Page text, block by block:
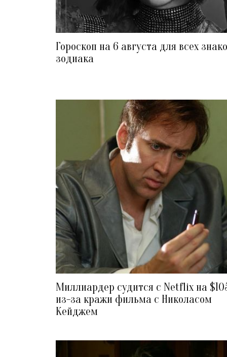
Гороскоп на 6 августа для всех
зодиака
Миллиардер судится с Netflix на
из-за кражи фильма с Николасом
Кейджем